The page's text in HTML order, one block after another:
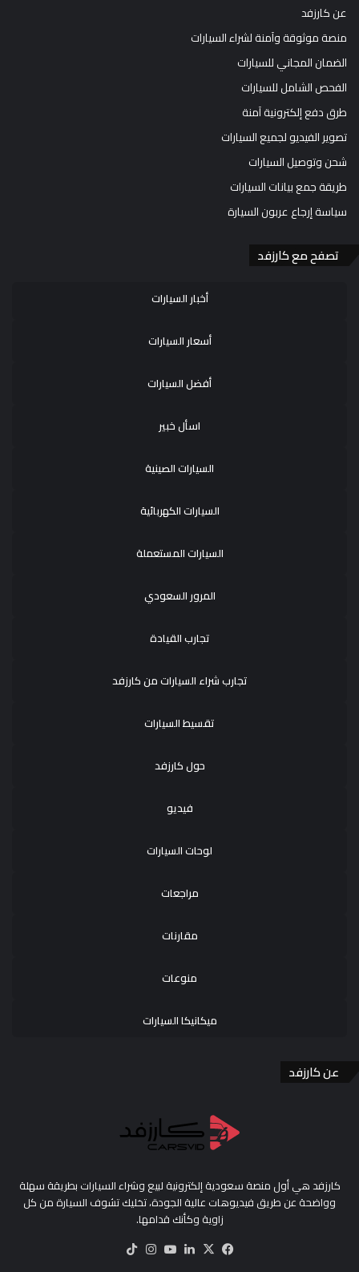
عن كارزفد
منصة موثوقة وآمنة لشراء السيارات
الضمان المجاني للسيارات
الفحص الشامل للسيارات
طرق دفع إلكترونية آمنة
تصوير الفيديو لجميع السيارات
شحن وتوصيل السيارات
طريقة جمع بيانات السيارات
سياسة إرجاع عربون السيارة
تصفح مع كارزفد
أخبار السيارات
أسعار السيارات
أفضل السيارات
اسأل خبير
السيارات الصينية
السيارات الكهربائية
السيارات المستعملة
المرور السعودي
تجارب القيادة
تجارب شراء السيارات من كارزفد
تقسيط السيارات
حول كارزفد
فيديو
لوحات السيارات
مراجعات
مقارنات
منوعات
ميكانيكا السيارات
عن كارزفد
كارزفد هي أول منصة سعودية إلكترونية لبيع وشراء السيارات بطريقة سهلة
وواضحة عن طريق فيديوهات عالية الجودة، تخليك تشوف السيارة من كل
زاوية وكأنك قدامها.
فيسبوك
‫X لينكدإن‫YouTubeانستقرام